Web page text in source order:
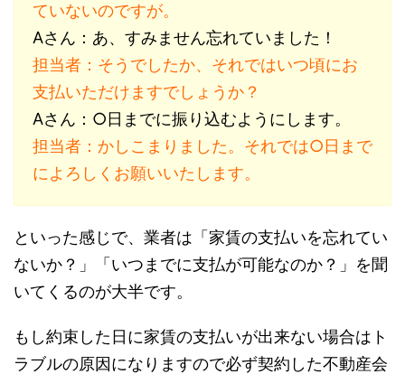
ていないのですが。
Aさん：あ、すみません忘れていました！
担当者：そうでしたか、それではいつ頃にお
支払いただけますでしょうか？
Aさん：○日までに振り込むようにします。
担当者：かしこまりました。それでは○日まで
によろしくお願いいたします。
といった感じで、業者は「家賃の支払いを忘れてい
ないか？」「いつまでに支払が可能なのか？」を聞
いてくるのが大半です。
もし約束した日に家賃の支払いが出来ない場合はト
ラブルの原因になりますので必ず契約した不動産会